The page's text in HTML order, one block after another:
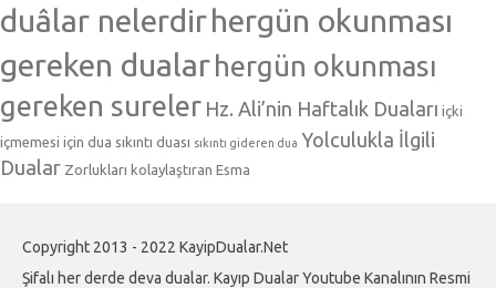
duâlar nelerdirhergün okunması
gereken dualar hergün okunması
gereken sureler Hz. Ali’nin Haftalık Duaları içki
içmemesi için dua sıkıntı duası sıkıntı gideren dua Yolculukla İlgili
Dualar Zorlukları kolaylaştıran Esma
Copyright 2013 - 2022 KayipDualar.Net
Şifalı her derde deva dualar. Kayıp Dualar Youtube Kanalının Resmi